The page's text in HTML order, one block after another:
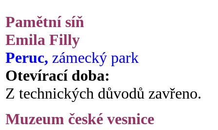
Pamětní síň
Emila Filly
Peruc, zámecký park
Otevírací doba:
Z technických důvodů zavřeno.
Muzeum české vesnice